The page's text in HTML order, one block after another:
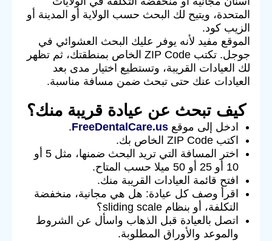
المتحدة، ويتيح لك البحث حسب الولاية أو المدينة أو
الزيب كود.
الموقع مفيد لأنه يوفر عليك البحث العشوائي في
جوجل. تكتب ZIP Code الخاص بمنطقتك، ثم تظهر
لك العيادات القريبة، وتستطيع اختيار مدى بعد
العيادات عنك حتى تبحث ضمن مسافة مناسبة.
كيف تبحث عن عيادة قريبة منك؟
ادخل إلى موقعFreeDentalCare.us
.
اكتب ZIP Code الخاص بك.
اختر المسافة التي تريد البحث ضمنها، مثل 5 أو
10 أو 25 أو 50 ميلا حسب المتاح.
افتح قائمة العيادات القريبة منك.
اقرأ وصف كل عيادة: هل هي مجانية، منخفضة
التكلفة، أو بنظام sliding scale؟
اتصل بالعيادة قبل الذهاب واسأل عن الشروط
والموعد والأوراق المطلوبة.